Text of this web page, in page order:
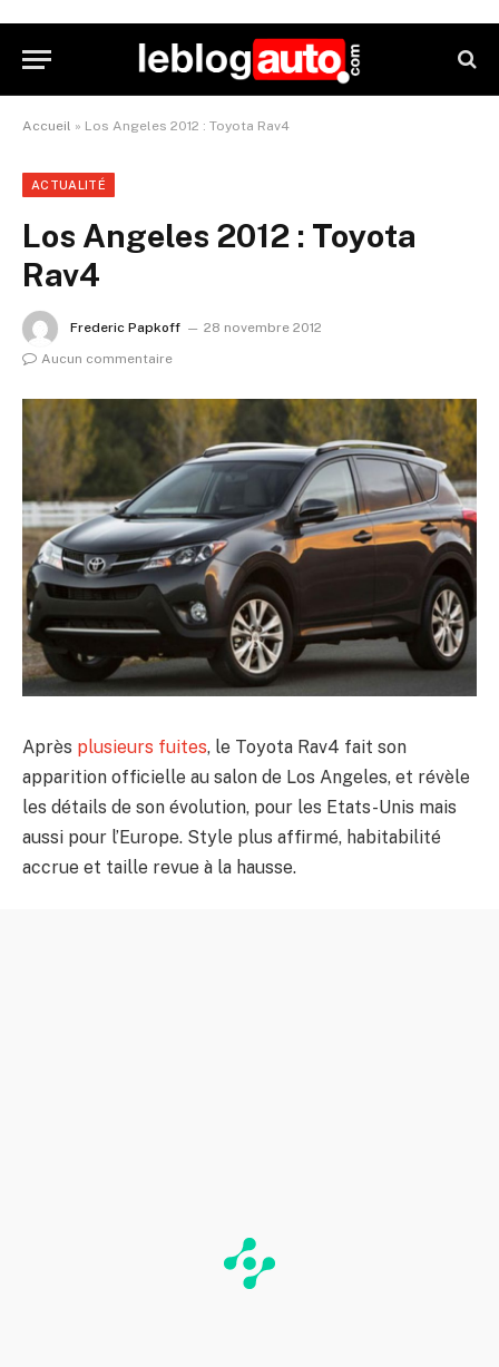
Accueil » Los Angeles 2012 : Toyota Rav4
ACTUALITÉ
Los Angeles 2012 : Toyota
Rav4
Frederic Papkoff
28 novembre 2012
Aucun commentaire
Après plusieurs fuites, le Toyota Rav4 fait son
apparition officielle au salon de Los Angeles, et révèle
les détails de son évolution, pour les Etats-Unis mais
aussi pour l’Europe. Style plus affirmé, habitabilité
accrue et taille revue à la hausse.